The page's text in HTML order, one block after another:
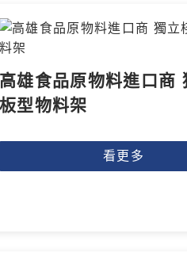
高雄食品原物料進口商
板型物料架
看更多